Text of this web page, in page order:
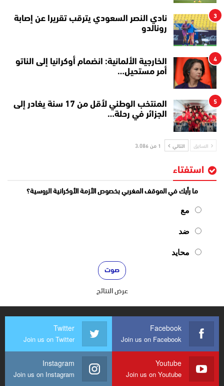
3
نادي النصر السعودي يترقب تقريرا عن إصابة
رونالدو
4
الخارجية الألمانية: انضمام أوكرانيا إلى الناتو
أمر مستحيل…
5
المنتخب الوطني لأقل من 17 سنة يغادر إلى
الجزائر في رحلة…
السابق التالي 1 من 3٬086
استفتاء
ما رأيك في الموقف المغربي بخصوص الأزمة الأوكرانية الروسية؟
مع
ضد
محايد
عرض النتائج
Facebook
Join us on Facebook
Twitter
Join us on Twitter
Youtube
Join us on Youtube
Instagram
Join us on Instagram